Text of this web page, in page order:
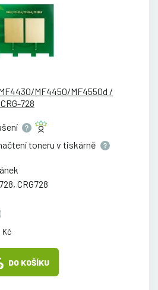
MF4450/MF4550d /
728
toneru v tiskárně
CRG728
Kč
DO KOŠÍKU